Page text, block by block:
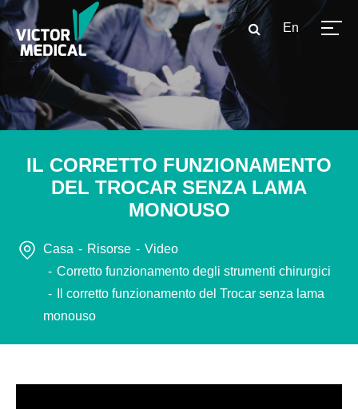
En
IL CORRETTO FUNZIONAMENTO
DEL TROCAR SENZA LAMA
MONOUSO
Casa Risorse
Video
Corretto funzionamento degli strumenti chirurgici
Il corretto funzionamento del Trocar senza lama
monouso